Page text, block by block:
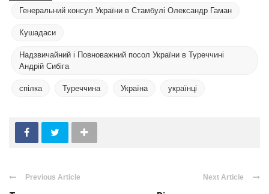
Генеральний консул України в Стамбулі Олександр Гаман
Кушадаси
Надзвичайний і Повноважний посол України в Туреччині
Андрій Сибіга
спілка Туреччина Україна українці
Previous Article Next Article